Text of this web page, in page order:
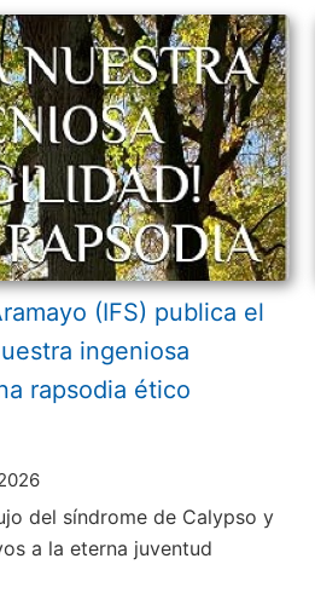
(IFS) publica el
ingeniosa
rapsodia ético
del síndrome de Calypso y
a la eterna juventud